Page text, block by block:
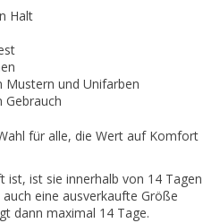
Halt
Mustern und Unifarben
Gebrauch
für alle, die Wert auf Komfort
ist, ist sie innerhalb von 14 Tagen
eine ausverkaufte Größe
dann maximal 14 Tage.